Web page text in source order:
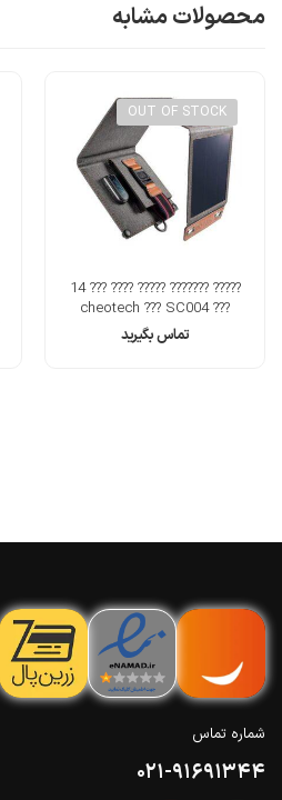
محصولات مشابه
OUT OF STOCK
????? ??????? ????? ???? ??? 14
??? cheotech ??? SC004
تماس بگیرید
شماره تماس
021-91691344